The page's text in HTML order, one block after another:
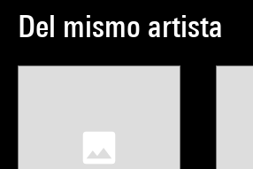
Del mismo artista